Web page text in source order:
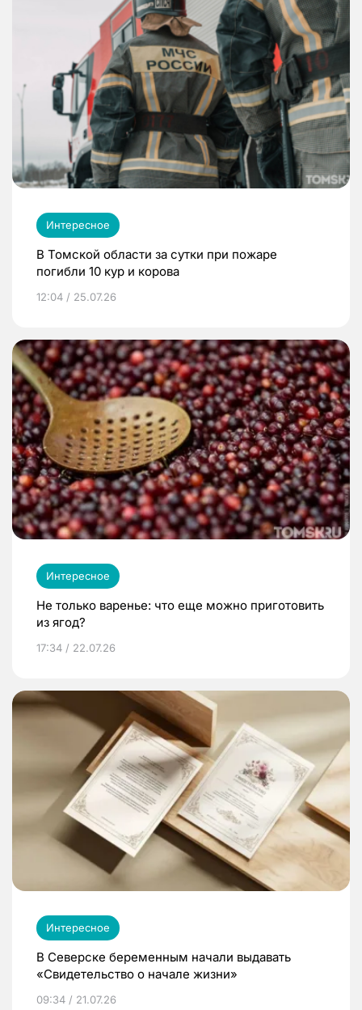
Интересное
В Томской области за сутки при пожаре
погибли 10 кур и корова
12:04 / 25.07.26
Интересное
Не только варенье: что еще можно приготовить
из ягод?
17:34 / 22.07.26
Интересное
В Северске беременным начали выдавать
«Свидетельство о начале жизни»
09:34 / 21.07.26